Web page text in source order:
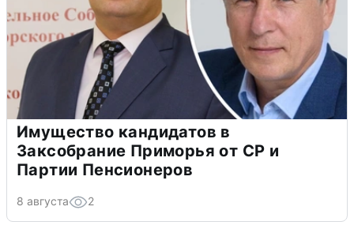
Имущество кандидатов в
Заксобрание Приморья от СР и
Партии Пенсионеров
8 августа 2